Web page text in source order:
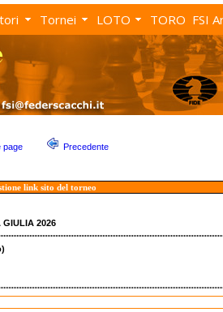
Tornei LOTO TORO FSI
page Precedente
link sito del torneo
GIULIA 2026